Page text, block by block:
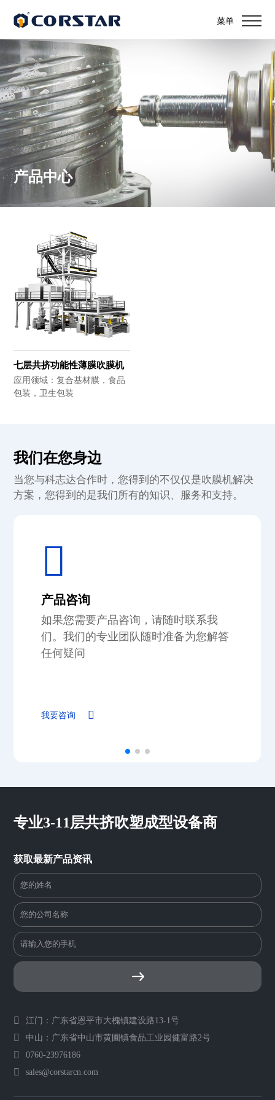
菜单
产品中心
七层共挤功能性薄膜吹膜机
应用领域：复合基材膜，食品
包装，卫生包装
我们在您身边
当您与科志达合作时，您得到的不仅仅是吹膜机解决
方案，您得到的是我们所有的知识、服务和支持。
产品咨询
如果您需要产品咨询，请随时联系我
们。我们的专业团队随时准备为您解答
任何疑问
我要咨询
专业3-11层共挤吹塑成型设备商
获取最新产品资讯
江门：广东省恩平市大槐镇建设路13-1号
中山：广东省中山市黄圃镇食品工业园健富路2号
0760-23976186
sales@corstarcn.com